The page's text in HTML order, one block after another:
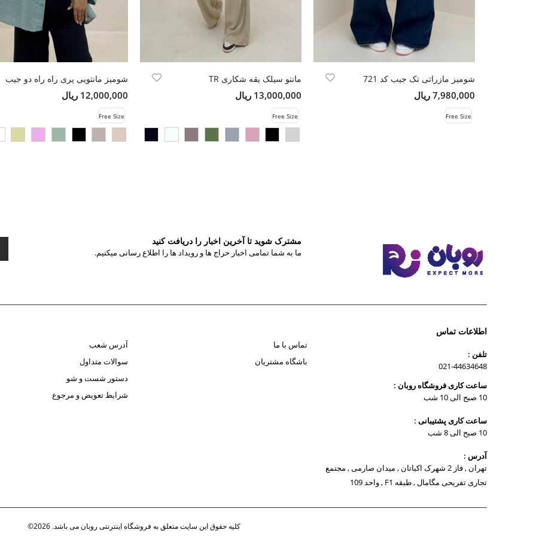
شومیز مازراتی تک جیب کد 721
7,980,000 ریال
Free Size
مانتو سیلک یقه شکاری TR
13,000,000 ریال
Free Size
شومیز مانتویی پری راه راه دو جیب
12,000,000 ریال
Free Size
مشترک شوید تا آخرین اخبار را دریافت کنید
ما به شما تمامی اخبار حراج ها و رویداد ها را اطلاع رسانی میکنیم.
اطلاعات تماس
تلفن :
021-44634648
ساعت کاری فروشگاه روبان :
10 صبح الی 10 شب
ساعت کاری پشتیبانی :
10 صبح الی 8 شب
آدرس :
تهران , فاز 2 شهرک اکباتان , میدان صارمی , مجتمع
تجاری تفریحی مگامال , طبقه F1 , واحد 109
تماس با ما
باشگاه مشتریان
آدرس شعب
سوالات متداول
دستور شست و شو
شرایط تعویض و مرجوع
کلیه حقوق این سایت متعلق به فروشگاه اینترنتی روبان می باشد. 2026©